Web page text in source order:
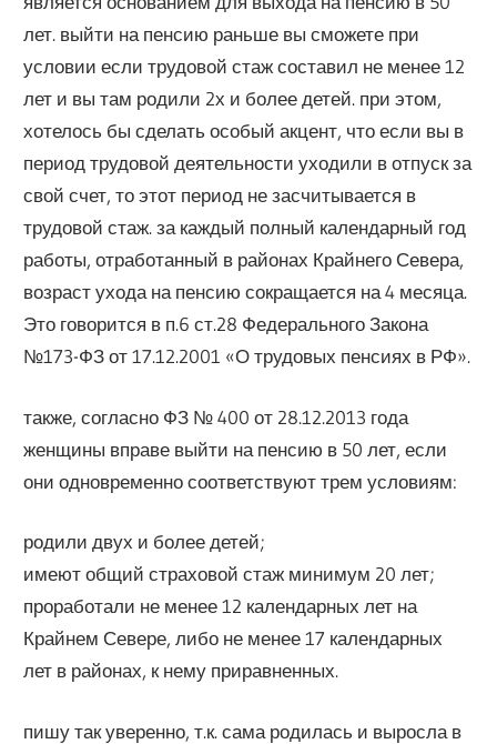
лет. выйти на пенсию раньше вы сможете при
условии если трудовой стаж составил не менее 12
лет и вы там родили 2х и более детей. при этом,
хотелось бы сделать особый акцент, что если вы в
период трудовой деятельности уходили в отпуск за
свой счет, то этот период не засчитывается в
трудовой стаж. за каждый полный календарный год
работы, отработанный в районах Крайнего Севера,
возраст ухода на пенсию сокращается на 4 месяца.
Это говорится в п.6 ст.28 Федерального Закона
№173-ФЗ от 17.12.2001 «О трудовых пенсиях в РФ».​
также, согласно ФЗ № 400 от 28.12.2013 года
женщины вправе выйти на пенсию в 50 лет, если
они одновременно соответствуют трем условиям:
родили двух и более детей;
имеют общий страховой стаж минимум 20 лет;
проработали не менее 12 календарных лет на
Крайнем Севере, либо не менее 17 календарных
лет в районах, к нему приравненных.
пишу так уверенно, т.к. сама родилась и выросла в